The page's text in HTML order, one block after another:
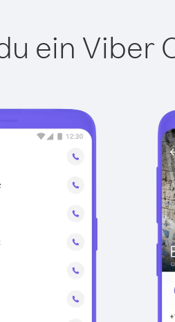
ein Viber